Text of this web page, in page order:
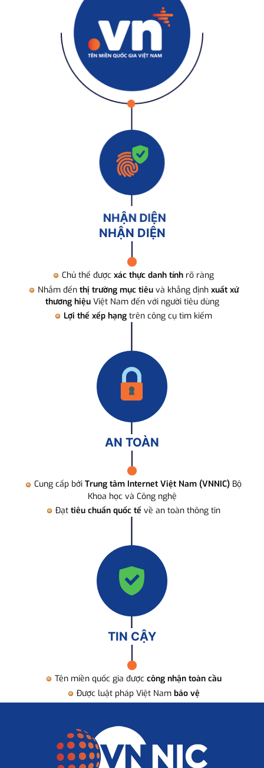
NHẬN DIỆN
Chủ thể được xác thực danh tính rõ ràng
Nhắm đến thị trường mục tiêuvà khẳng định xuất xứ
thương hiệuViệt Nam đến với người tiêu dùng
Lợi thế xếp hạng trên công cụ tìm kiếm
AN TOÀN
Cung cấp bởi Trung tâm Internet Việt Nam (VNNIC) Bộ
Khoa học và Công nghệ
Đạt tiêu chuẩn quốc tế về an toàn thông tin
TIN CẬY
Tên miền quốc gia được công nhận toàn cầu
Được luật pháp Việt Nam bảo vệ